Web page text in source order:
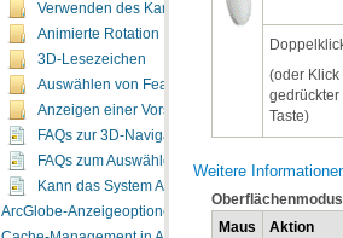
Verwenden des Kamerazieles für einfachere
Animierte Rotation
3D-Lesezeichen
Auswählen von Features in 3D
Anzeigen einer Vorschau von 3D-Feature-
FAQs zur 3D-Navigation
FAQs zum Auswählen von Grafikkarten
Kann das System ArcGlobe ausführen?
ArcGlobe-Anzeigeoptionen
Taste)
Weitere
Maus
Aktion